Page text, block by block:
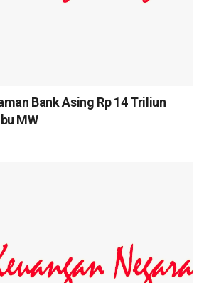
Bank Asing Rp 14 Triliun
MW